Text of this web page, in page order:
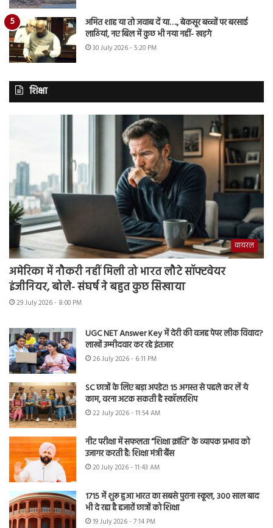
अमित शाह या तो जवाब दें या…., बेकसूर बच्चों पर बरसाई
लाठियां, नए बिल में कुछ भी नया नहीं- खड़गे
30 July 2026 - 5:20 PM
शिक्षा
वायरल
अमेरिका में नौकरी नहीं मिली तो भारत लौटे सॉफ्टवेयर
इंजीनियर, बोले- संघर्ष ने बहुत कुछ सिखाया
29 July 2026 - 8:00 PM
UGC NET Answer Key में देरी की वजह पेपर लीक विवाद?
लाखों उम्मीदवार कर रहे इंतजार
26 July 2026 - 6:11 PM
SC छात्रों के लिए बड़ा अपडेट! 15 अगस्त से पहले कर लें ये
काम, वरना अटक सकती है स्कॉलरशिप
22 July 2026 - 11:54 AM
नीट परीक्षा में सफलता “शिक्षा क्रांति” के व्यापक प्रभाव को
उजागर करती है: शिक्षा मंत्री बैंस
20 July 2026 - 11:43 AM
1715 में शुरू हुआ भारत का सबसे पुराना स्कूल, 300 साल बाद
भी दे रहा है हजारों छात्रों को शिक्षा
19 July 2026 - 7:14 PM